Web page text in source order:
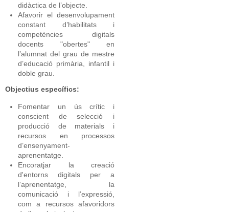
didàctica de l’objecte.
Afavorir el desenvolupament
constant d’habilitats i
competències digitals
docents "obertes" en
l’alumnat del grau de mestre
d’educació primària, infantil i
doble grau.
Objectius específics:
Fomentar un ús crític i
conscient de selecció i
producció de materials i
recursos en processos
d’ensenyament-
aprenentatge.
Encoratjar la creació
d'entorns digitals per a
l’aprenentatge, la
comunicació i l’expressió,
com a recursos afavoridors